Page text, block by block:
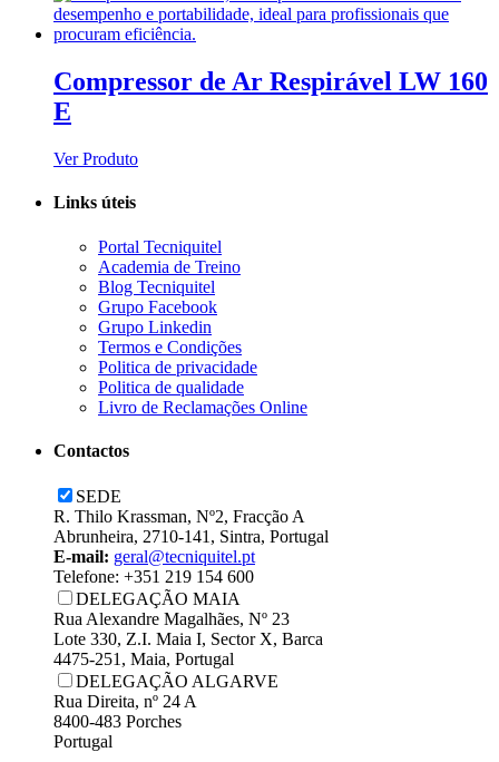
Compressor de Ar Respirável LW 160
E
Ver Produto
Links úteis
Portal Tecniquitel
Academia de Treino
Blog Tecniquitel
Grupo Facebook
Grupo Linkedin
Termos e Condições
Politica de privacidade
Politica de qualidade
Livro de Reclamações Online
Contactos
SEDE
R. Thilo Krassman, Nº2, Fracção A
Abrunheira, 2710-141, Sintra, Portugal
E-mail: geral@tecniquitel.pt
Telefone: +351 219 154 600
DELEGAÇÃO MAIA
Rua Alexandre Magalhães, Nº 23
Lote 330, Z.I. Maia I, Sector X, Barca
4475-251, Maia, Portugal
DELEGAÇÃO ALGARVE
Rua Direita, nº 24 A
8400-483 Porches
Portugal